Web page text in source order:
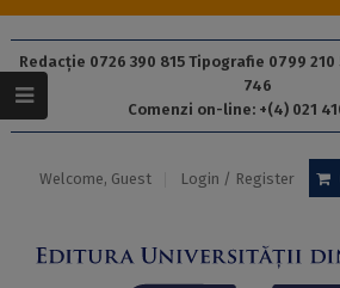
Redacție 0726 390 815 Tipografie 0799
746
Comenzi on-line: +(4) 021
Welcome, Guest Login / Register